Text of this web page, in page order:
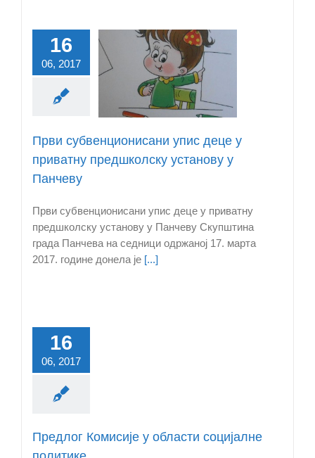
16
06, 2017
Први субвенционисани упис деце у
приватну предшколску установу у
Панчеву
Први субвенционисани упис деце у приватну
предшколску установу у Панчеву Скупштина
града Панчева на седници одржаној 17. марта
2017. године донела је [...]
16
06, 2017
Предлог Комисије у области социјалне